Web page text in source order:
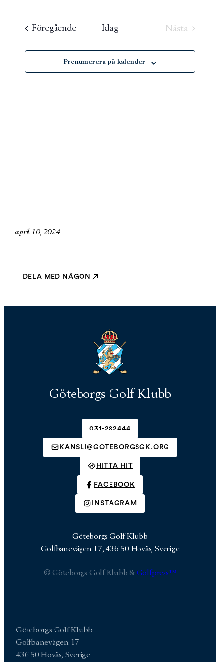
and
Views
Välj
datum
FöregåendeEvenemang
Idag
Nästa
Prenumerera på kalender
april 10, 2024
DELA MED NÅGON
Göteborgs Golf Klubb
031-282444
KANSLI@GOTEBORGSGK.ORG
HITTA HIT
FACEBOOK
INSTAGRAM
Göteborgs Golf Klubb
Golfbanevägen 17, 436 50 Hovås, Sverige
© Göteborgs Golf Klubb & Golfpress™
Göteborgs Golf Klubb
Golfbanevägen 17
436 50 Hovås, Sverige